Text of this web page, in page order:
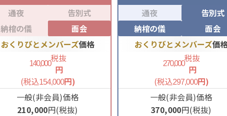
通夜
告別式
納棺の儀
面会
おくりびとメンバーズ価格
140,000税抜
円
(税込154,000円)
一般(非会員)価格
210,000円(税抜)
通夜
告別式
納棺の儀
面会
おくりびとメンバーズ価
270,000税抜
円
(税込297,000円)
一般(非会員)価格
370,000円(税抜)